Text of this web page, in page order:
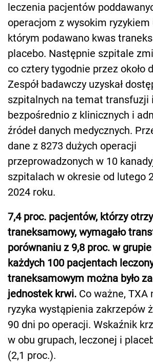
leczenia pacjentów
operacjom z wysokim ryzykiem
którym podawano kwas
placebo. Następnie szpitale
co cztery tygodnie przez około
Zespół badawczy uzyskał
szpitalnych na temat transfuzji
bezpośrednio z klinicznych i
źródeł danych medycznych.
dane z 8273 dużych operacji
przeprowadzonych w 10
szpitalach w okresie od lutego
2024 roku.
7,4 proc. pacjentów, którzy
traneksamowy, wymagało
porównaniu z 9,8 proc. w
każdych 100 pacjentach
traneksamowym można było
jednostek krwi. Co ważne, TXA
ryzyka wystąpienia zakrzepów
90 dni po operacji. Wskaźnik
w obu grupach, leczonej i
(2,1 proc.).